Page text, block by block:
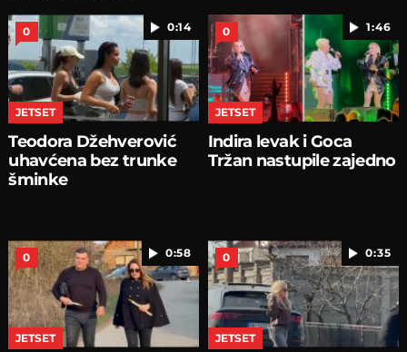
0:14
0
JETSET
Teodora Džehverović
uhavćena bez trunke
šminke
1:46
0
JETSET
Indira levak i Goca
Tržan nastupile zajedno
0:58
0
JETSET
0:35
0
JETSET